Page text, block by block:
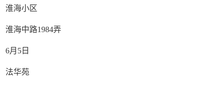
淮海小区
淮海中路1984弄
6月5日
法华苑